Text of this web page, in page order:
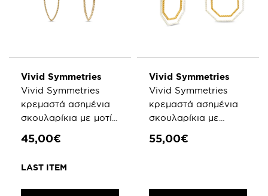
Vivid Symmetries
Vivid Symmetries
κρεμαστά ασημένια
σκουλαρίκια με μοτίφ
45,00€
LAST ITEM
Vivid Symmetries
Vivid Symmetries
κρεμαστά ασημένια
σκουλαρίκια με
55,00€